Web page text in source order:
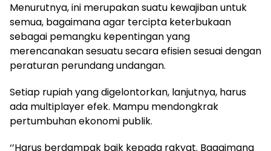
Menurutnya, ini merupakan suatu kewajiban untuk
semua, bagaimana agar tercipta keterbukaan
sebagai pemangku kepentingan yang
merencanakan sesuatu secara efisien sesuai dengan
peraturan perundang undangan.
Setiap rupiah yang digelontorkan, lanjutnya, harus
ada multiplayer efek. Mampu mendongkrak
pertumbuhan ekonomi publik.
‘’Harus berdampak baik kepada rakyat. Bagaimana